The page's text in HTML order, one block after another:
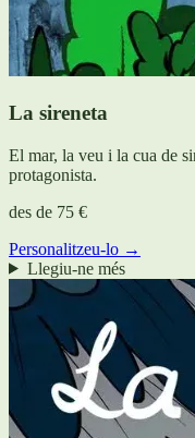
La sireneta
El mar, la veu i la cua de
protagonista.
des de 75 €
Personalitzeu-lo →
Llegiu-ne més